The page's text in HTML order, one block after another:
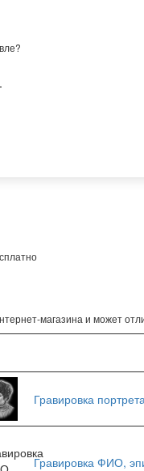
магазина и может
Гравировка портрета
Гравировка ФИО,